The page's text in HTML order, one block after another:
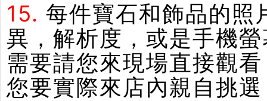
15. 每件寶石和飾品的照
異，解析度，或是手機
需要請您來現場直接觀
您要實際來店內親自挑